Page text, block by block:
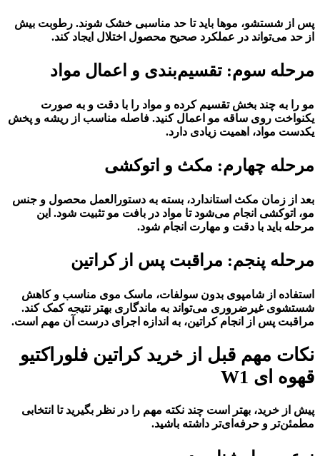
پس از شستشو، موها باید تا حد مناسبی خشک شوند. رطوبت بیش
از حد می‌تواند در عملکرد صحیح محصول اختلال ایجاد کند.
مرحله سوم: تقسیم‌بندی و اعمال مواد
مو را به چند بخش تقسیم کرده و مواد را با دقت و به صورت
یکنواخت روی ساقه مو اعمال کنید. فاصله مناسب از ریشه و پخش
یکدست مواد، اهمیت زیادی دارد.
مرحله چهارم: مکث و اتوکشی
بعد از زمان مکث استاندارد، بسته به دستورالعمل محصول و جنس
مو، اتوکشی انجام می‌شود تا مواد در بافت مو تثبیت شود. این
مرحله باید با دقت و مهارت انجام شود.
مرحله پنجم: مراقبت پس از کراتین
استفاده از شامپوی بدون سولفات، ماسک موی مناسب و کاهش
شستشوی غیرضروری می‌تواند به ماندگاری بهتر نتیجه کمک کند.
مراقبت پس از انجام کراتین، به اندازه اجرای درست آن مهم است.
نکات مهم قبل از خرید کراتین فلوراکتیو
قهوه ای W1
پیش از خرید، بهتر است چند نکته مهم را در نظر بگیرید تا انتخابی
مطمئن‌تر و حرفه‌ای‌تر داشته باشید.